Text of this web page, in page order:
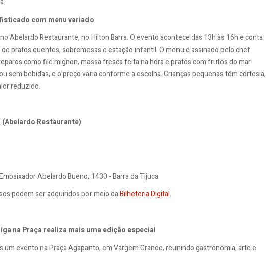
com menu variado
Abelardo Restaurante, no Hilton Barra. O evento acontece das 13h às 16h e conta
pratos quentes, sobremesas e estação infantil. O menu é assinado pelo chef
como filé mignon, massa fresca feita na hora e pratos com frutos do mar.
sem bebidas, e o preço varia conforme a escolha. Crianças pequenas têm cortesia,
reduzido.
Restaurante)
Abelardo Bueno, 1430 - Barra da Tijuca
podem ser adquiridos por meio daBilheteria Digital.
na Praça realiza mais uma edição especial
um evento na Praça Agapanto, em Vargem Grande, reunindo gastronomia, arte e